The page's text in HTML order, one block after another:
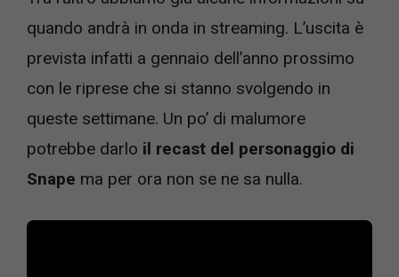
quando andrà in onda in streaming. L’uscita è
prevista infatti a gennaio dell’anno prossimo
con le riprese che si stanno svolgendo in
queste settimane. Un po’ di malumore
potrebbe darlo il recast del personaggio di
Snape ma per ora non se ne sa nulla.